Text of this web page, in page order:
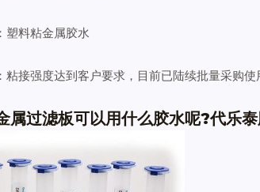
塑料粘金属胶水
粘接强度达到客户要求，目前已陆续批量采购使
属过滤板可以用什么胶水呢?代乐